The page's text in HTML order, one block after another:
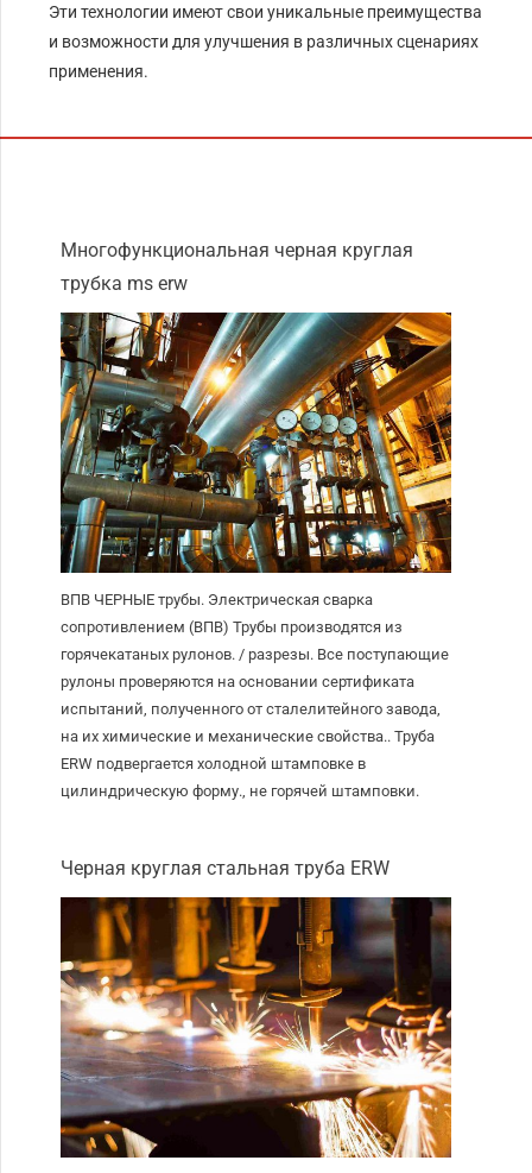
Эти технологии имеют свои уникальные преимущества
и возможности для улучшения в различных сценариях
применения.
Многофункциональная черная круглая
трубка ms erw
ВПВ ЧЕРНЫЕ трубы. Электрическая сварка
сопротивлением (ВПВ) Трубы производятся из
горячекатаных рулонов. / разрезы. Все поступающие
рулоны проверяются на основании сертификата
испытаний, полученного от сталелитейного завода,
на их химические и механические свойства.. Труба
ERW подвергается холодной штамповке в
цилиндрическую форму., не горячей штамповки.
Черная круглая стальная труба ERW